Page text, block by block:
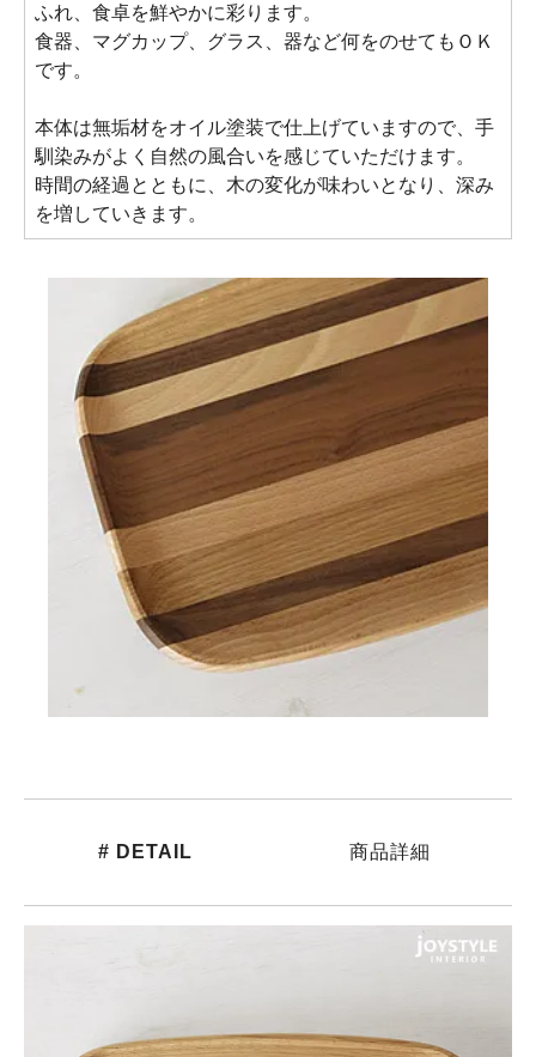
ふれ、食卓を鮮やかに彩ります。
食器、マグカップ、グラス、器など何をのせてもＯＫ
です。
本体は無垢材をオイル塗装で仕上げていますので、手
馴染みがよく自然の風合いを感じていただけます。
時間の経過とともに、木の変化が味わいとなり、深み
を増していきます。
# DETAIL 商品詳細